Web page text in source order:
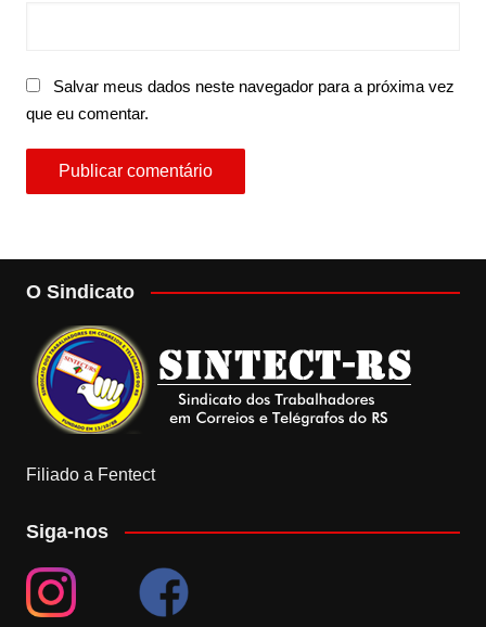
Salvar meus dados neste navegador para a próxima vez
que eu comentar.
O Sindicato
Filiado a Fentect
Siga-nos